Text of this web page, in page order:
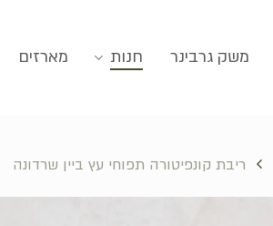
משק גרבינר חנות מארזים
ריבת קונפיטורה תפוחי עץ ביין שרדונה